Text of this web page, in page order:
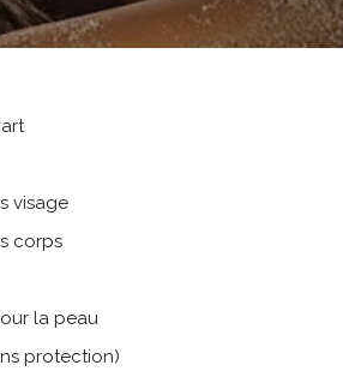
visage
corps
la peau
protection)